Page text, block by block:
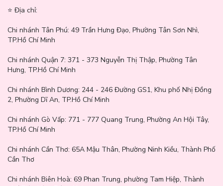
⭐️ Địa chỉ:
Chi nhánh Tân Phú: 49 Trần Hưng Đạo, Phường Tân Sơn Nhì,
TP.Hồ Chí Minh
Chi nhánh Quận 7: 371 - 373 Nguyễn Thị Thập, Phường Tân
Hưng, TP.Hồ Chí Minh
Chi nhánh Bình Dương: 244 - 246 Đường GS1, Khu phố Nhị Đồng
2, Phường Dĩ An, TP.Hồ Chí Minh
Chi nhánh Gò Vấp: 771 - 777 Quang Trung, Phường An Hội Tây,
TP.Hồ Chí Minh
Chi nhánh Cần Thơ: 65A Mậu Thân, Phường Ninh Kiều, Thành Phố
Cần Thơ
Chi nhánh Biên Hoà: 69 Phan Trung, phường Tam Hiệp, Thành